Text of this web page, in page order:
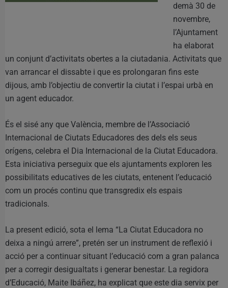
demà 30 de
novembre,
l’Ajuntament
ha elaborat
un conjunt d’activitats obertes a la ciutadania. Activitats que
van arrancar el dissabte i que es prolongaran fins este
dijous, amb l’objectiu de convertir la ciutat i l’espai urbà en
un agent educador.
És el sisé any que València, membre de l’Associació
Internacional de Ciutats Educadores des dels els seus
orígens, celebra el Dia Internacional de la Ciutat Educadora.
Esta iniciativa perseguix que els ajuntaments exploren les
possibilitats educatives de les ciutats, entenent l’educació
com un procés continu que transgredix els espais
tradicionals.
La present edició, sota el lema “La Ciutat Educadora no
deixa a ningú arrere”, pretén ser un instrument de reflexió i
acció per a continuar situant l’educació com a gran palanca
per a corregir desigualtats i generar benestar. La regidora
d’Educació, Maite Ibáñez, ha explicat que este dia servix per